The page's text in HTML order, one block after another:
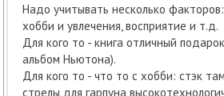
Надо учитывать несколько
хобби и увлечения, восприятие и т.д.
Для кого то - книга отличный
альбом Ньютона).
Для кого то - что то с хобби: стэк
стрелы для гарпуна